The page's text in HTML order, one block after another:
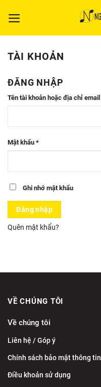
qua
TÀI KHOẢN
ĐĂNG NHẬP
Tên tài khoản hoặc địa chỉ email
Mật khẩu *Bắt
buộc
Ghi nhớ mật khẩu
Đăng nhập
Quên mật khẩu?
VỀ CHÚNG TÔI
Về chúng tôi
Liên hệ / Góp ý
Chính sách bảo mật thông tin
Điều khoản sử dụng